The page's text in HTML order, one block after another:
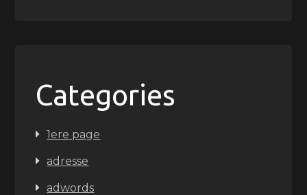
Categories
1ere page
adresse
adwords